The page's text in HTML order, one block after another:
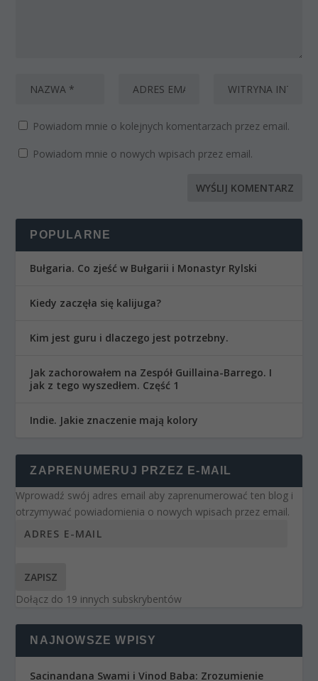
Powiadom mnie o kolejnych komentarzach przez email.
Powiadom mnie o nowych wpisach przez email.
POPULARNE
Bułgaria. Co zjeść w Bułgarii i Monastyr Rylski
Kiedy zaczęła się kalijuga?
Kim jest guru i dlaczego jest potrzebny.
Jak zachorowałem na Zespół Guillaina-Barrego. I
jak z tego wyszedłem. Część 1
Indie. Jakie znaczenie mają kolory
ZAPRENUMERUJ PRZEZ E-MAIL
Wprowadź swój adres email aby zaprenumerować ten blog i
otrzymywać powiadomienia o nowych wpisach przez email.
ZAPISZ
Dołącz do 19 innych subskrybentów
NAJNOWSZE WPISY
Sacinandana Swami i Vinod Baba: Zrozumienie